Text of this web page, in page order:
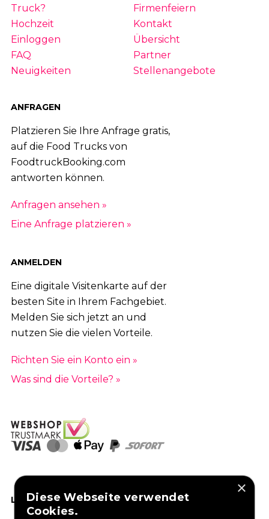
Truck?
Firmenfeiern
Hochzeit
Kontakt
Einloggen
Übersicht
FAQ
Partner
Neuigkeiten
Stellenangebote
ANFRAGEN
Platzieren Sie Ihre Anfrage gratis,
auf die Food Trucks von
FoodtruckBooking.com
antworten können.
Anfragen ansehen »
Eine Anfrage platzieren »
ANMELDEN
Eine digitale Visitenkarte auf der
besten Site in Ihrem Fachgebiet.
Melden Sie sich jetzt an und
nutzen Sie die vielen Vorteile.
Richten Sie ein Konto ein »
Was sind die Vorteile? »
LIKEN SIE UNS AUF FACEBOOK
×
Diese Webseite verwendet
Cookies.